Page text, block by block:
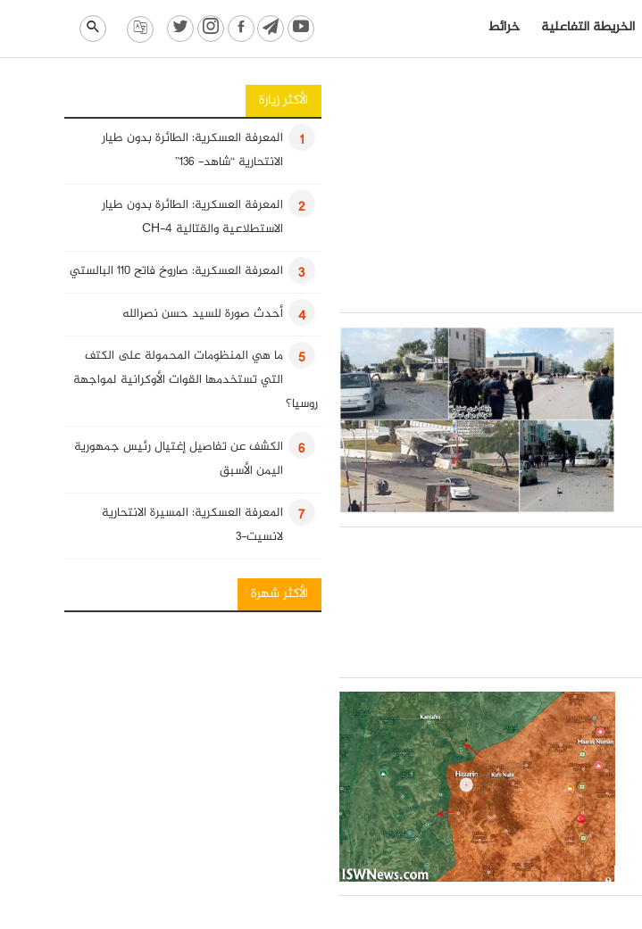
الخريطة التفاعلية خرائط
الأكثر زيارة
1
المعرفة العسكرية: الطائرة بدون طيار
الانتحارية “شاهد- 136”
2
المعرفة العسكرية: الطائرة بدون طيار
الاستطلاعية والقتالية CH-4
3 المعرفة العسكرية: صاروخ فاتح 110 البالستي
4 أحدث صورة للسيد حسن نصرالله
5
ما هي المنظومات المحمولة على الكتف
التي تستخدمها القوات الأوكرانية لمواجهة
روسيا؟
6
الكشف عن تفاصيل إغتيال رئيس جمهورية
اليمن الأسبق
7
المعرفة العسكرية: المسيرة الانتحارية
لانسيت-3
8 انفوغرافيك: فصائل المقاومة العراقية
الأكثر شهرة